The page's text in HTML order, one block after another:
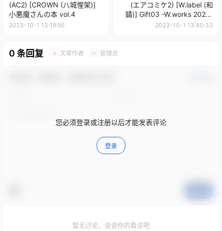
(AC2) [CROWN (八城惺架)]
小悪魔さんの本 vol.4
2023-10-1 13:19:56
(エアコミケ2) [W.label (和
錆)] Gift03 -W.works 2020-
(オリジナル)
2023-10-1 13:40:33
0 条回复 A 文章作者 M 管理员
您必须登录或注册以后才能发表评论
登录
暂无讨论，说说你的看法吧